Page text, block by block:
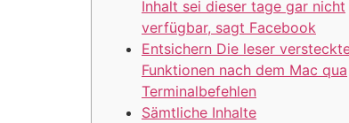
Inhalt sei dieser tage gar nicht
verfügbar, sagt Facebook
Entsichern Die leser
Funktionen nach dem Mac qua
Terminalbefehlen
Sämtliche Inhalte